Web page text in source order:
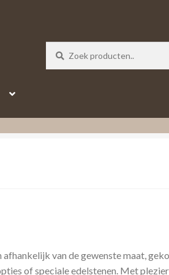
van de gewenste maat,
of speciale edelstenen. Met